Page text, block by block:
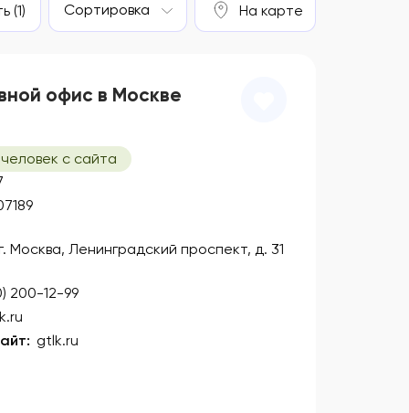
(1) Сортировка На карте
офис в Москве
с сайта
Москва, Ленинградский проспект, д. 31
200-12-99
gtlk.ru